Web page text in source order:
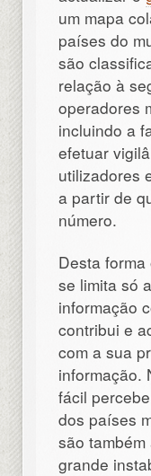
um mapa
países do
são
relação à
operadores
incluindo a
efetuar
utilizadores
a partir de
número.
Desta
se limita só
informação
contribui e
com a sua
informação.
fácil
dos países
são
grande